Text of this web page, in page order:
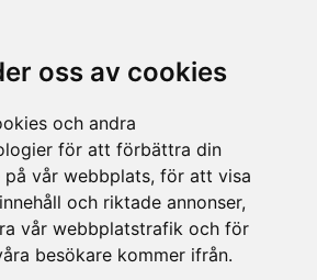
oss av cookies
och andra
för att förbättra din
på vår webbplats, för att visa
och riktade annonser,
vår webbplatstrafik och för
besökare kommer ifrån.